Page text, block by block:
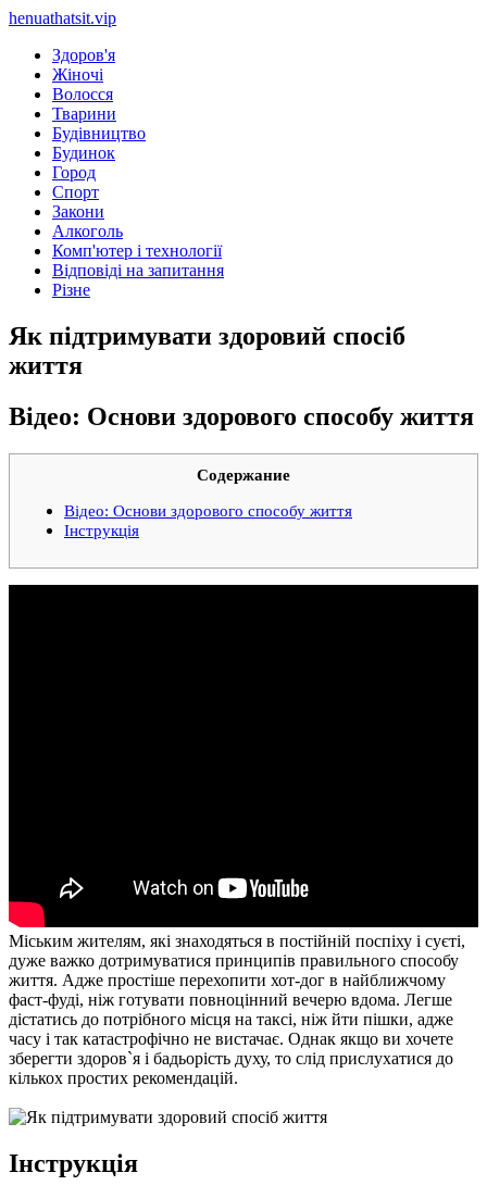
henuathatsit.vip
Здоров'я
Жіночі
Волосся
Тварини
Будівництво
Будинок
Город
Спорт
Закони
Алкоголь
Комп'ютер і технології
Відповіді на запитання
Різне
Як підтримувати здоровий спосіб
життя
Відео: Основи здорового способу життя
Содержание
Відео: Основи здорового способу життя
Інструкція
Міським жителям, які знаходяться в постійній поспіху і суєті,
дуже важко дотримуватися принципів правильного способу
життя. Адже простіше перехопити хот-дог в найближчому
фаст-фуді, ніж готувати повноцінний вечерю вдома. Легше
дістатись до потрібного місця на таксі, ніж йти пішки, адже
часу і так катастрофічно не вистачає. Однак якщо ви хочете
зберегти здоров`я і бадьорість духу, то слід прислухатися до
кількох простих рекомендацій.
Інструкція